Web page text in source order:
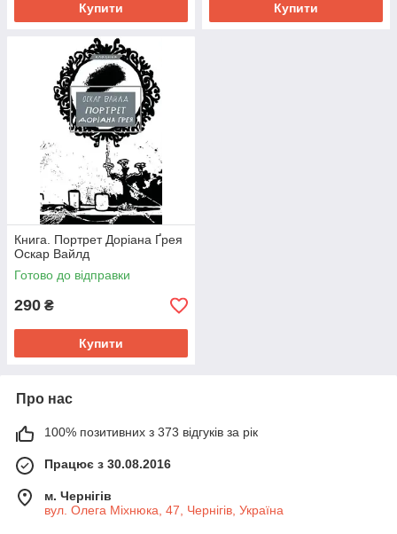
Купити Купити
Книга. Портрет Доріана Ґрея
Оскар Вайлд
Готово до відправки
290 ₴
Купити
Про нас
100% позитивних з 373 відгуків за рік
Працює з 30.08.2016
м. Чернігів
вул. Олега Міхнюка, 47, Чернігів, Україна